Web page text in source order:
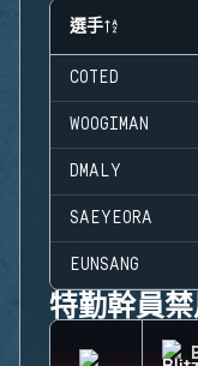
選手
COTED
WOOGIMAN
DMALY
SAEYEORA
EUNSANG
特勤幹員禁